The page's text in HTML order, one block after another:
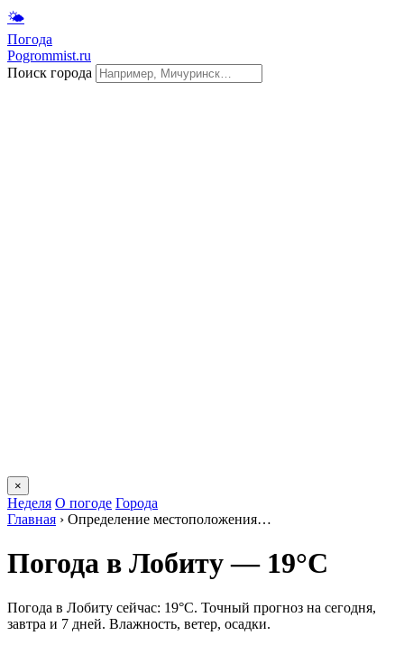
🌤
Погода
Pogrommist.ru
Поиск города
×
Неделя О погоде Города
Главная › Определение местоположения…
Погода в Лобиту — 19°C
Погода в Лобиту сейчас: 19°C. Точный прогноз на сегодня,
завтра и 7 дней. Влажность, ветер, осадки.